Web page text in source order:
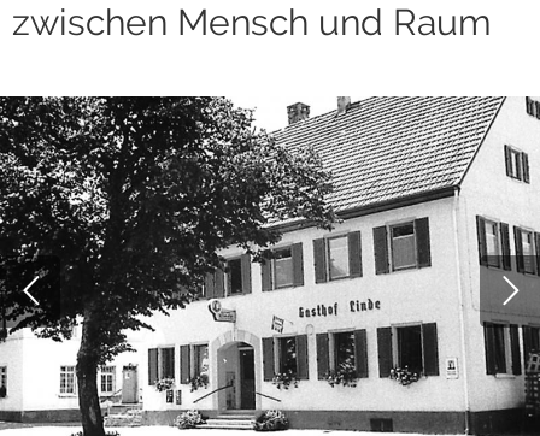
zwischen Mensch und Raum